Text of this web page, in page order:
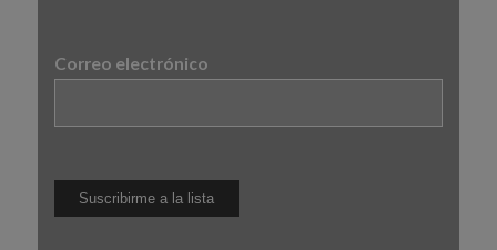
Correo electrónico